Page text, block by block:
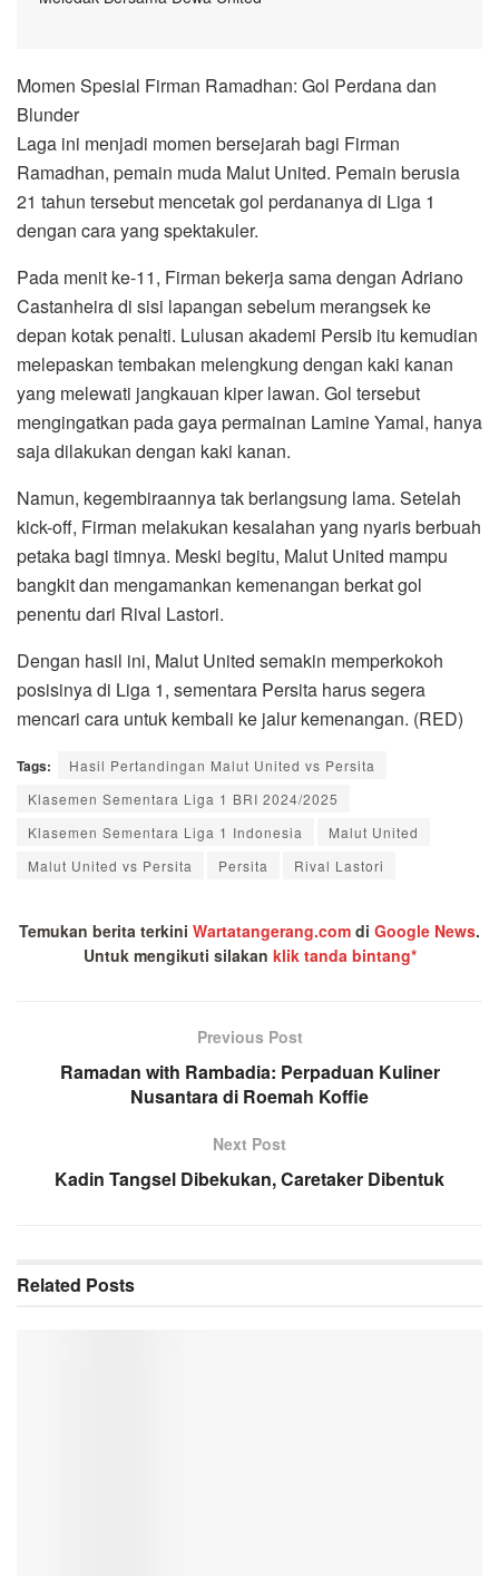
Momen Spesial Firman Ramadhan: Gol Perdana dan
Blunder
Laga ini menjadi momen bersejarah bagi Firman
Ramadhan, pemain muda Malut United. Pemain berusia
21 tahun tersebut mencetak gol perdananya di Liga 1
dengan cara yang spektakuler.
Pada menit ke-11, Firman bekerja sama dengan Adriano
Castanheira di sisi lapangan sebelum merangsek ke
depan kotak penalti. Lulusan akademi Persib itu kemudian
melepaskan tembakan melengkung dengan kaki kanan
yang melewati jangkauan kiper lawan. Gol tersebut
mengingatkan pada gaya permainan Lamine Yamal, hanya
saja dilakukan dengan kaki kanan.
Namun, kegembiraannya tak berlangsung lama. Setelah
kick-off, Firman melakukan kesalahan yang nyaris berbuah
petaka bagi timnya. Meski begitu, Malut United mampu
bangkit dan mengamankan kemenangan berkat gol
penentu dari Rival Lastori.
Dengan hasil ini, Malut United semakin memperkokoh
posisinya di Liga 1, sementara Persita harus segera
mencari cara untuk kembali ke jalur kemenangan. (RED)
Tags:
Hasil Pertandingan Malut United vs Persita
Klasemen Sementara Liga 1 BRI 2024/2025
Klasemen Sementara Liga 1 Indonesia
Malut United
Malut United vs Persita
Persita Rival Lastori
Temukan berita terkini Wartatangerang.com di Google News.
Untuk mengikuti silakan klik tanda bintang*
Previous Post
Ramadan with Rambadia: Perpaduan Kuliner
Nusantara di Roemah Koffie
Next Post
Kadin Tangsel Dibekukan, Caretaker Dibentuk
Related Posts